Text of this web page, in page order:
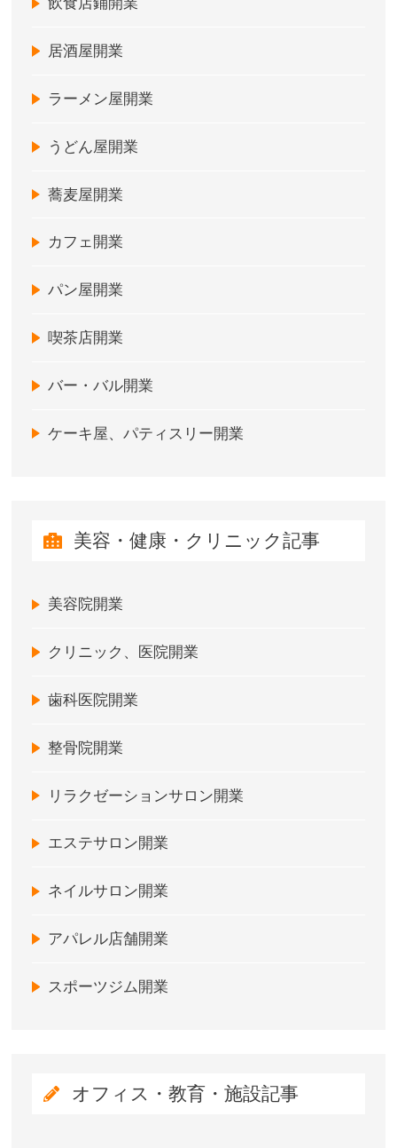
飲食店鋪開業
居酒屋開業
ラーメン屋開業
うどん屋開業
蕎麦屋開業
カフェ開業
パン屋開業
喫茶店開業
バー・バル開業
ケーキ屋、パティスリー開業
美容・健康・クリニック記事
美容院開業
クリニック、医院開業
歯科医院開業
整骨院開業
リラクゼーションサロン開業
エステサロン開業
ネイルサロン開業
アパレル店舗開業
スポーツジム開業
オフィス・教育・施設記事